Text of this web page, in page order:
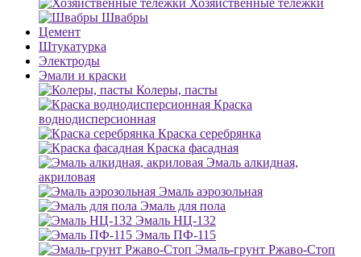
Хозяйственные тележки
Швабры
Цемент
Штукатурка
Электроды
Эмали и краски
Колеры, пасты
Краска
воднодисперсионная
Краска серебрянка
Краска фасадная
Эмаль алкидная,
акриловая
Эмаль аэрозольная
Эмаль для пола
Эмаль НЦ-132
Эмаль ПФ-115
Эмаль-грунт Ржаво-Стоп